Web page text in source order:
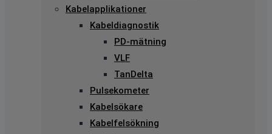
Kabelapplikationer
Kabeldiagnostik
PD-mätning
VLF
TanDelta
Pulsekometer
Kabelsökare
Kabelfelsökning